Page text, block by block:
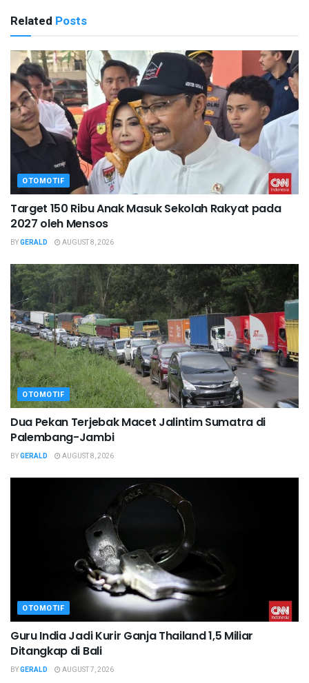
Related Posts
OTOMOTIF
Target 150 Ribu Anak Masuk Sekolah Rakyat pada
2027 oleh Mensos
BYGERALD AUGUST 8, 2026
OTOMOTIF
Dua Pekan Terjebak Macet Jalintim Sumatra di
Palembang-Jambi
BYGERALD AUGUST 8, 2026
OTOMOTIF
Guru India Jadi Kurir Ganja Thailand 1,5 Miliar
Ditangkap di Bali
BYGERALD AUGUST 7, 2026